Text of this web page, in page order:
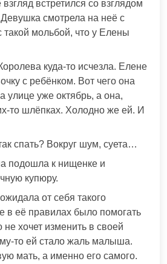
встретился со взглядом
смотрела на неё с
такой мольбой, что у Елены
куда-то исчезла. Елене
с ребёнком. Вот чего она
улице уже октябрь, а она,
то шлёпках. Холодно же ей. И
спать? Вокруг шум, суета…
подошла к нищенке и
купюру.
от себя такого
в её правилах было помогать
не хочет изменить в своей
то ей стало жаль малыша.
мать, а именно его самого.